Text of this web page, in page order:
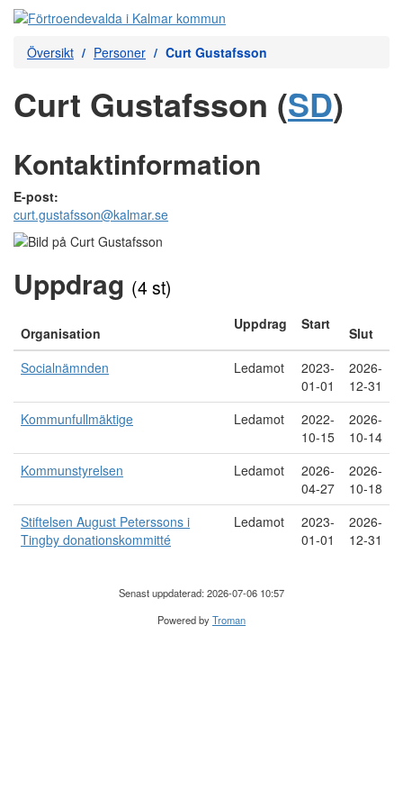
Översikt Personer Curt Gustafsson
Curt Gustafsson (SD)
Kontaktinformation
E-post:
curt.gustafsson@kalmar.se
Uppdrag (4 st)
Organisation
Uppdrag Start
Slut
Socialnämnden
Ledamot
2023-
01-01
2026-
12-31
Kommunfullmäktige
Ledamot
2022-
10-15
2026-
10-14
Kommunstyrelsen
Ledamot
2026-
04-27
2026-
10-18
Stiftelsen August Peterssons i
Tingby donationskommitté
Ledamot
2023-
01-01
2026-
12-31
Senast uppdaterad: 2026-07-06 10:57
Powered byTroman